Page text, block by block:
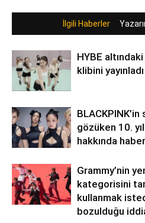
İlgili Haberler
HYBE
klibini yayınladı
gözüken 10.
hakkında
Grammy’nin
kategorisini
kullanmak
bozulduğu